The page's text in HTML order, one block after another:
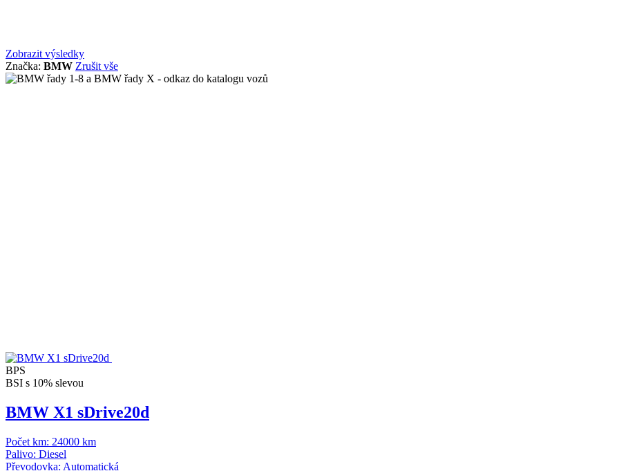
Zobrazit výsledky
Značka: BMW Zrušit vše
BPS
BSI s 10% slevou
BMW X1 sDrive20d
Počet km: 24000 km
Palivo: Diesel
Převodovka: Automatická